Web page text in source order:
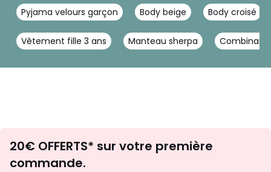
Pyjama velours garçon Body beige Body croisé
Vêtement fille 3 ans Manteau sherpa
d'inspirations
20€ OFFERTS* sur votre première
commande.